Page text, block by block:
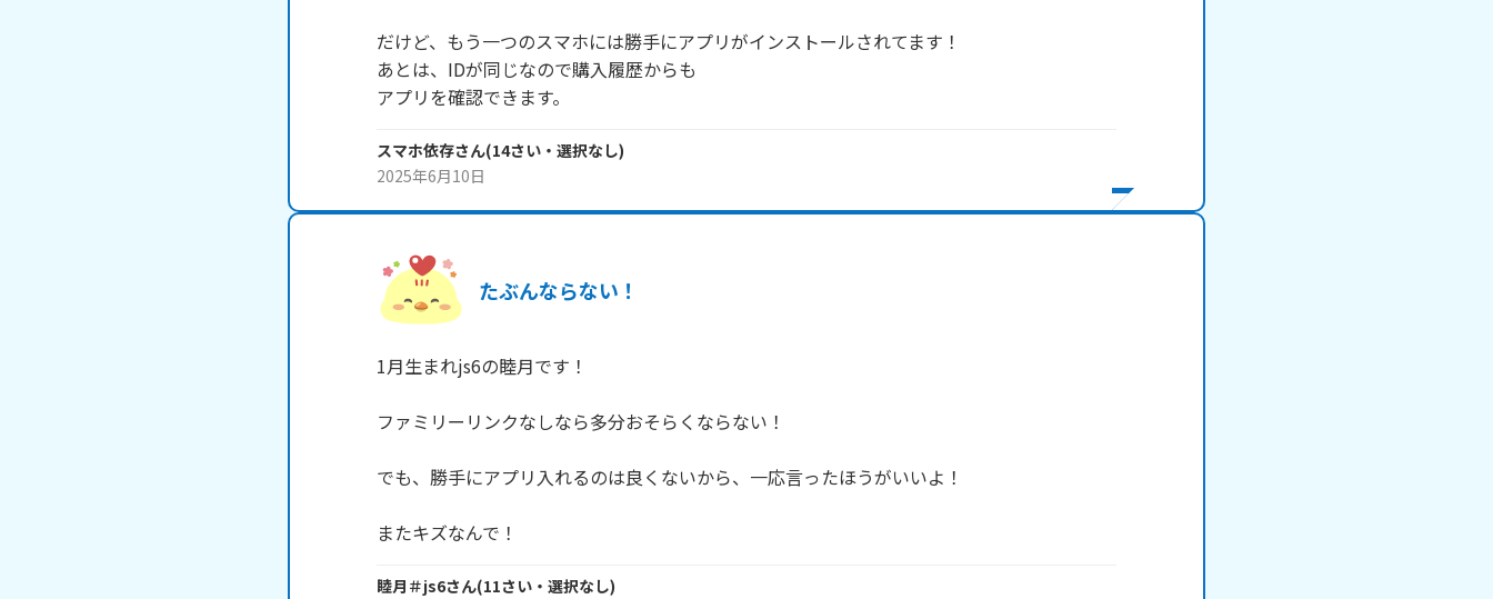
だけど、もう一つのスマホには勝手にアプリがインストールされてます！
あとは、IDが同じなので購入履歴からも
アプリを確認できます。
スマホ依存さん(14さい・ 選択なし)
2025年6月10日
たぶんならない！
1月生まれjs6の睦月です！
ファミリーリンクなしなら多分おそらくならない！
でも、勝手にアプリ入れるのは良くないから、一応言ったほうがいいよ！
睦月＃js6さん(11さい・ 選択なし)